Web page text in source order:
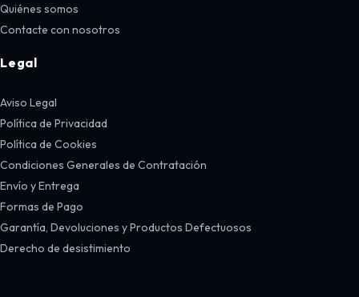
Quiénes somos
Contacte con nosotros
Legal
Aviso Legal
Política de Privacidad
Política de Cookies
Condiciones Generales de Contratación
Envío y Entrega
Formas de Pago
Garantía, Devoluciones y Productos Defectuosos
Derecho de desistimiento